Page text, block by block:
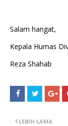
Salam hangat,
Kepala Humas
Reza Shahab
LEBIH LAMA